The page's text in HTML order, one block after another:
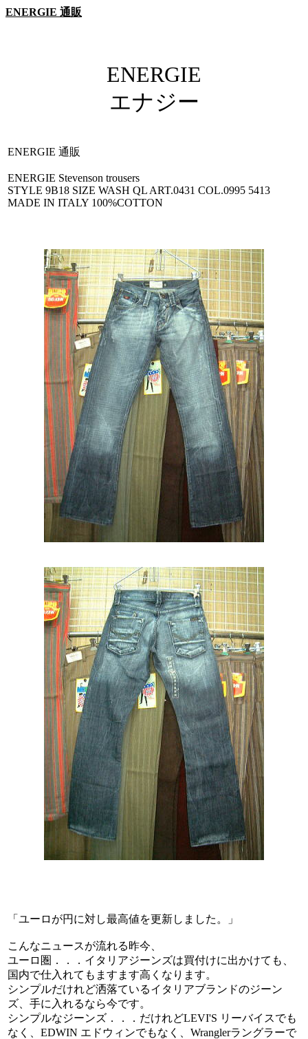
ENERGIE 通販
ENERGIE
エナジー
ENERGIE 通販
ENERGIE Stevenson trousers
STYLE 9B18 SIZE WASH QL ART.0431 COL.0995 5413
MADE IN ITALY 100%COTTON
「ユーロが円に対し最高値を更新しました。」
こんなニュースが流れる昨今、
ユーロ圏．．．イタリアジーンズは買付けに出かけても、
国内で仕入れてもますます高くなります。
シンプルだけれど洒落ているイタリアブランドのジーン
ズ、手に入れるなら今です。
シンプルなジーンズ．．．だけれどLEVI'S リーバイスでも
なく、EDWIN エドウィンでもなく、Wranglerラングラーで